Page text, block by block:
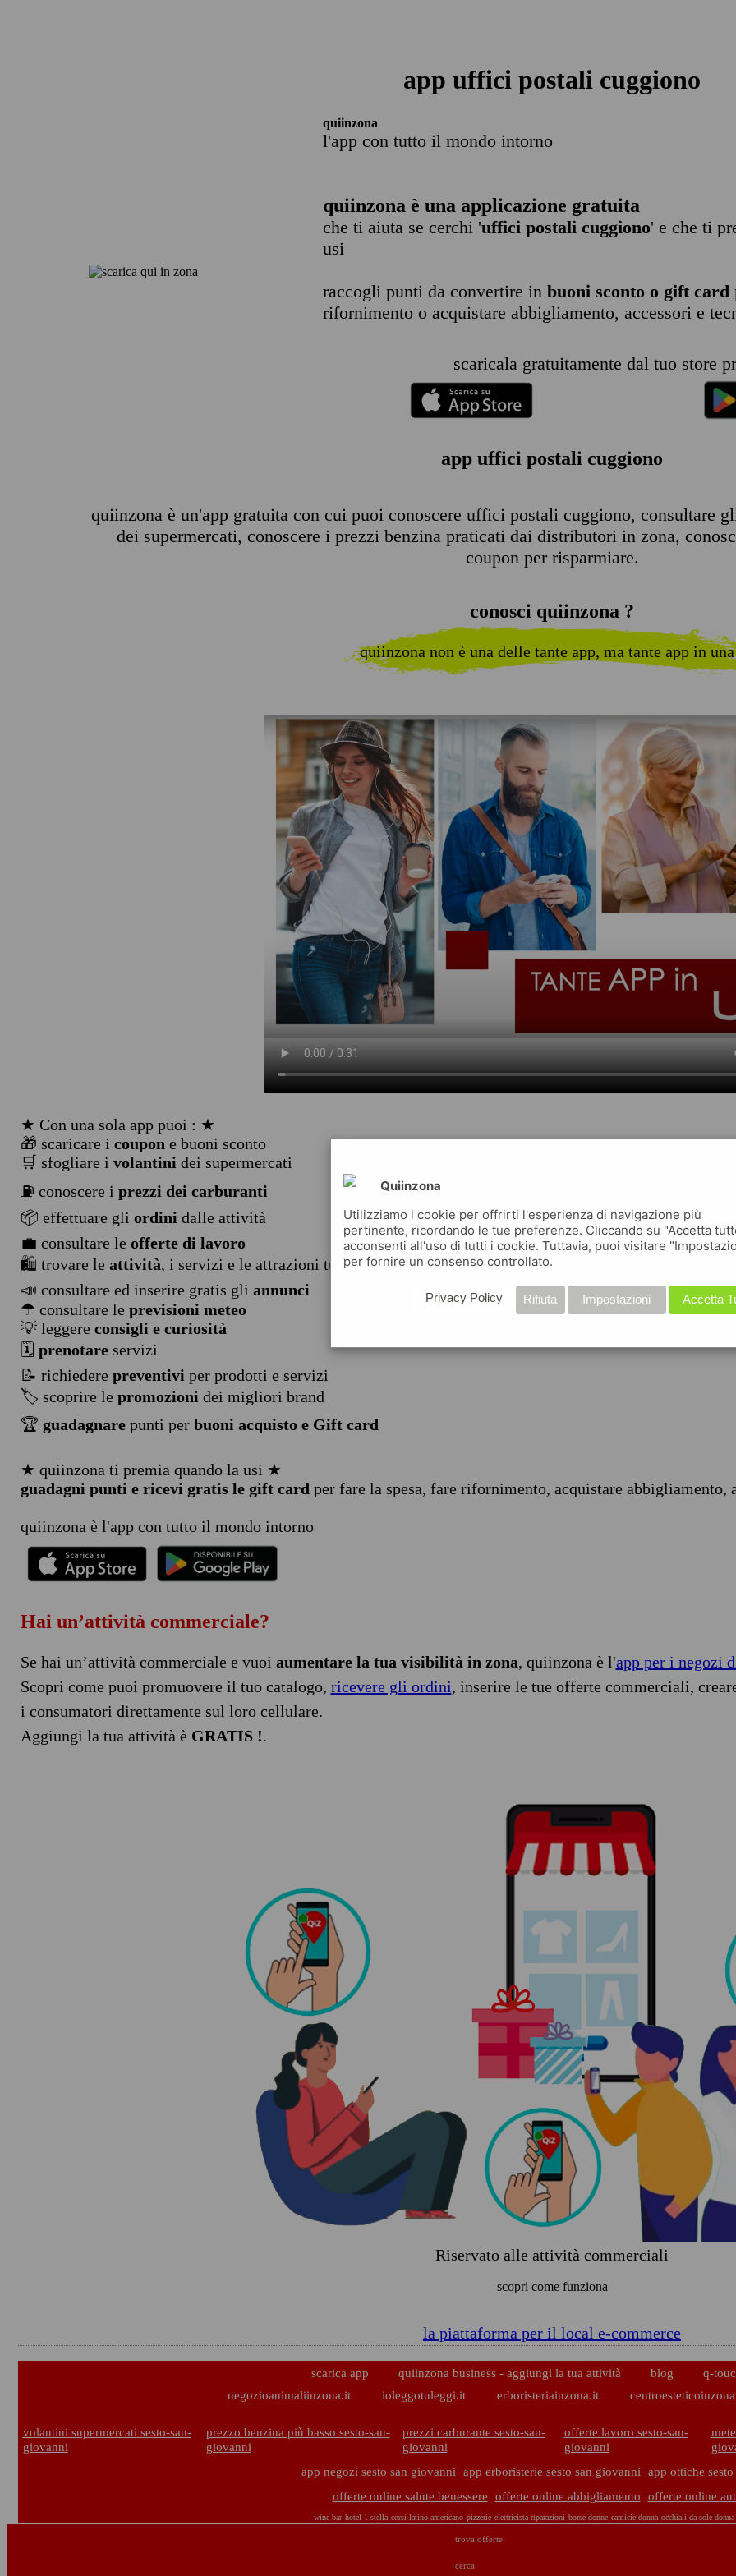
app uffici postali cuggiono
quiinzona
l'app con tutto il mondo intorno
quiinzona è una applicazione gratuita
che ti aiuta se cerchi 'uffici postali cuggiono' e che ti
usi
raccogli punti da convertire in buoni sconto o gift card
rifornimento o acquistare abbigliamento, accessori e
scaricala gratuitamente dal tuo store
app uffici postali cuggiono
quiinzona è un'app gratuita con cui puoi conoscere uffici postali cuggiono, consultare
dei supermercati, conoscere i prezzi benzina praticati dai distributori in zona,
coupon per risparmiare.
conosci quiinzona ?
quiinzona non è una delle tante app, ma tante app in
★ Con una sola app puoi : ★
🎁 scaricare i coupon e buoni sconto
🛒 sfogliare i volantini dei supermercati
⛽ conoscere i prezzi dei carburanti
📦 effettuare gli ordini dalle attività
💼 consultare le offerte di lavoro
🛍️ trovare le attività, i servizi e le attrazioni turistiche
📣 consultare ed inserire gratis gli annunci
☂ consultare le previsioni meteo
💡 leggere consigli e curiosità
🗓️ prenotareservizi
📝 richiedere preventivi per prodotti e servizi
🏷️ scoprire le promozioni dei migliori brand
🏆 guadagnarepunti per buoni acquisto e Gift card
★ quiinzona ti premia quando la usi ★
guadagni punti e ricevi gratis le gift card per fare la spesa, fare rifornimento, acquistare abbigliamento,
quiinzona è l'app con tutto il mondo intorno
Hai un’attività commerciale?
Se hai un’attività commerciale e vuoi aumentare la tua visibilità in zona, quiinzona è l'app per i negozi
Scopri come puoi promuovere il tuo catalogo, ricevere gli ordini, inserire le tue offerte commerciali,
i consumatori direttamente sul loro cellulare.
Aggiungi la tua attività è GRATIS !.
Riservato alle attività commerciali
scopri come funziona
la piattaforma per il local e-commerce
scarica app quiinzona business - aggiungi la tua attività blog
q-
negozioanimaliinzona.it
ioleggotuleggi.it erboristeriainzona.it
volantini supermercati sesto-san-
giovanni
prezzo benzina più basso sesto-san-
giovanni
prezzi carburante sesto-san-
giovanni
offerte lavoro sesto-san-
giovanni
app negozi sesto san giovanni
app erboristerie sesto san giovanni
app ottiche
offerte online salute benessere
offerte online abbigliamento offerte online
wine bar hotel 1 stella corsi latino americano pizzerie elettricista riparazioni borse donne camicie donna occhiali da sole donna
trova offerte
cerca
Quiinzona
Utilizziamo i cookie per offrirti l'esperienza di navigazione più
pertinente, ricordando le tue preferenze. Cliccando su "Accetta
acconsenti all'uso di tutti i cookie. Tuttavia, puoi visitare
per fornire un consenso controllato.
Accetta
Impostazioni
Rifiuta
Privacy Policy